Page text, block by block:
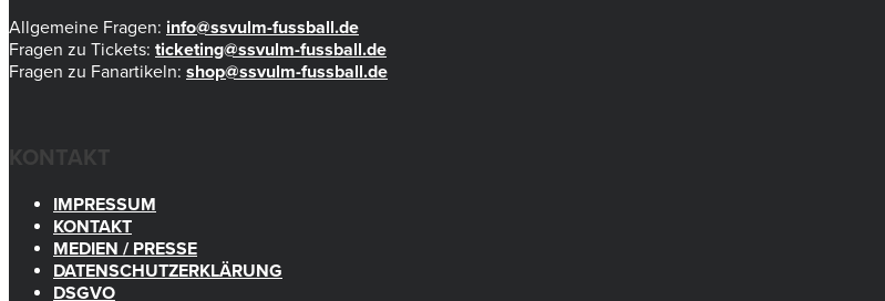
Allgemeine Fragen: info@ssvulm-fussball.de
Fragen zu Tickets: ticketing@ssvulm-fussball.de
Fragen zu Fanartikeln: shop@ssvulm-fussball.de
KONTAKT
IMPRESSUM
KONTAKT
MEDIEN / PRESSE
DATENSCHUTZERKLÄRUNG
DSGVO